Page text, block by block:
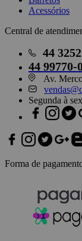
Acessórios
Central de
44
44 99770-
Av.
Segunda à
Forma de